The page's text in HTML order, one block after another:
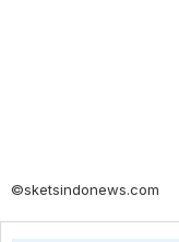
©sketsindonews.com